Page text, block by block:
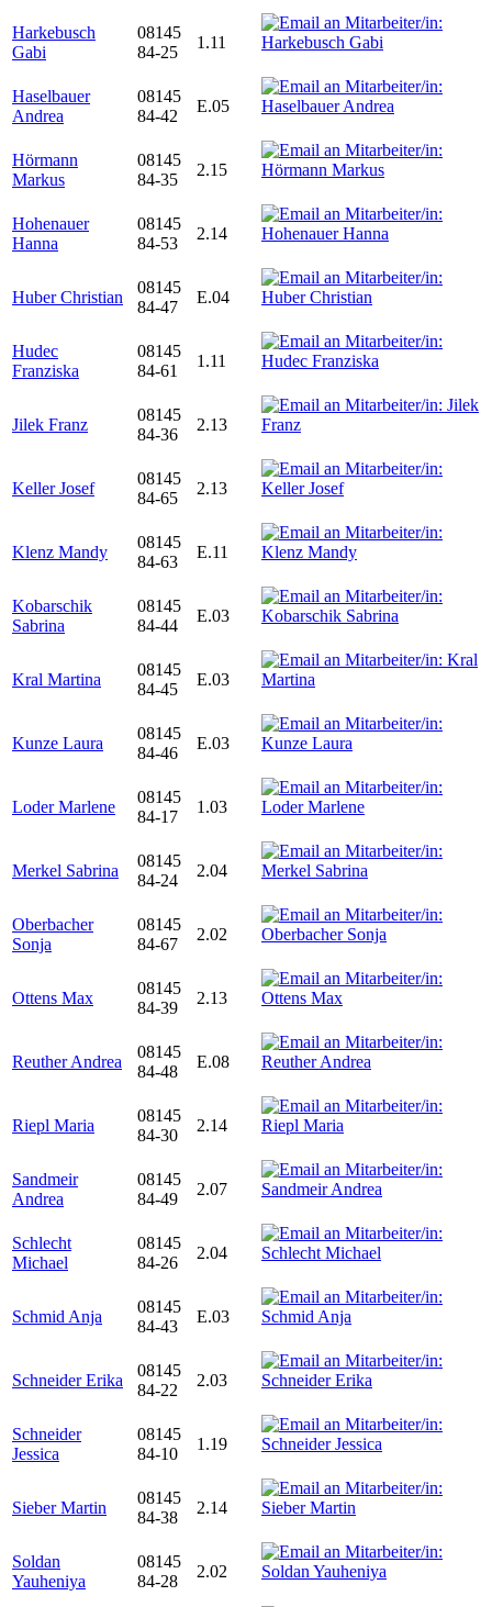
Harkebusch
Gabi
08145
84-25
1.11
Haselbauer
Andrea
08145
84-42
E.05
Hörmann
Markus
08145
84-35
2.15
Hohenauer
Hanna
08145
84-53
2.14
Huber Christian
08145
84-47
E.04
Hudec
Franziska
08145
84-61
1.11
Jilek Franz
08145
84-36
2.13
Keller Josef
08145
84-65
2.13
Klenz Mandy
08145
84-63
E.11
Kobarschik
Sabrina
08145
84-44
E.03
Kral Martina
08145
84-45
E.03
Kunze Laura
08145
84-46
E.03
Loder Marlene
08145
84-17
1.03
Merkel Sabrina
08145
84-24
2.04
Oberbacher
Sonja
08145
84-67
2.02
Ottens Max
08145
84-39
2.13
Reuther Andrea
08145
84-48
E.08
Riepl Maria
08145
84-30
2.14
Sandmeir
Andrea
08145
84-49
2.07
Schlecht
Michael
08145
84-26
2.04
Schmid Anja
08145
84-43
E.03
Schneider Erika
08145
84-22
2.03
Schneider
Jessica
08145
84-10
1.19
Sieber Martin
08145
84-38
2.14
Soldan
Yauheniya
08145
84-28
2.02